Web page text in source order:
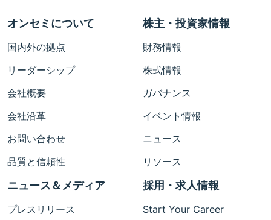
オンセミについて
国内外の拠点
リーダーシップ
会社概要
会社沿革
お問い合わせ
品質と信頼性
株主・投資家情報
財務情報
株式情報
ガバナンス
イベント情報
ニュース
リソース
ニュース＆メディア
プレスリリース
採用・求人情報
Start Your Career